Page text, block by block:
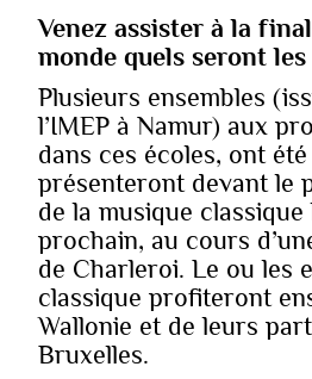
Venez assister à la
monde quels seront
Plusieurs ensembles
l’IMEP à Namur) aux
dans ces écoles, ont
présenteront devant le
de la musique
prochain, au cours
de Charleroi. Le ou les
classique profiteront
Wallonie et de leurs
Bruxelles.